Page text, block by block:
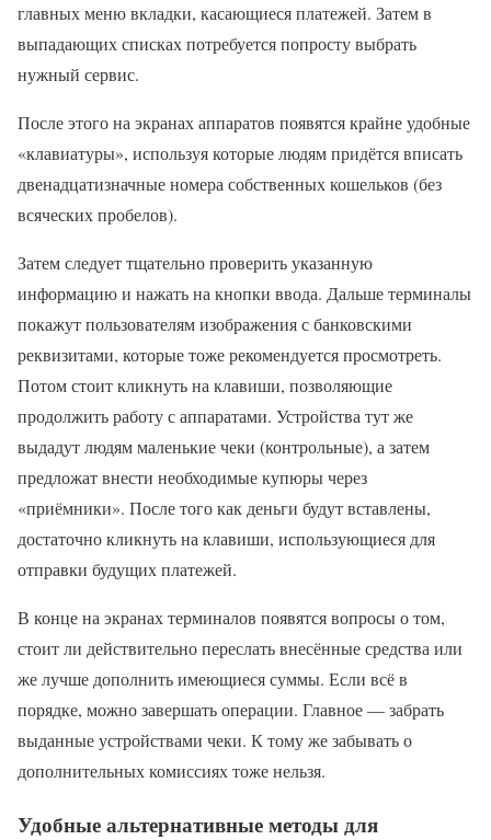
главных меню вкладки, касающиеся платежей. Затем в
выпадающих списках потребуется попросту выбрать
нужный сервис.
После этого на экранах аппаратов появятся крайне удобные
«клавиатуры», используя которые людям придётся вписать
двенадцатизначные номера собственных кошельков (без
всяческих пробелов).
Затем следует тщательно проверить указанную
информацию и нажать на кнопки ввода. Дальше терминалы
покажут пользователям изображения с банковскими
реквизитами, которые тоже рекомендуется просмотреть.
Потом стоит кликнуть на клавиши, позволяющие
продолжить работу с аппаратами. Устройства тут же
выдадут людям маленькие чеки (контрольные), а затем
предложат внести необходимые купюры через
«приёмники». После того как деньги будут вставлены,
достаточно кликнуть на клавиши, использующиеся для
отправки будущих платежей.
В конце на экранах терминалов появятся вопросы о том,
стоит ли действительно переслать внесённые средства или
же лучше дополнить имеющиеся суммы. Если всё в
порядке, можно завершать операции. Главное — забрать
выданные устройствами чеки. К тому же забывать о
дополнительных комиссиях тоже нельзя.
Удобные альтернативные методы для